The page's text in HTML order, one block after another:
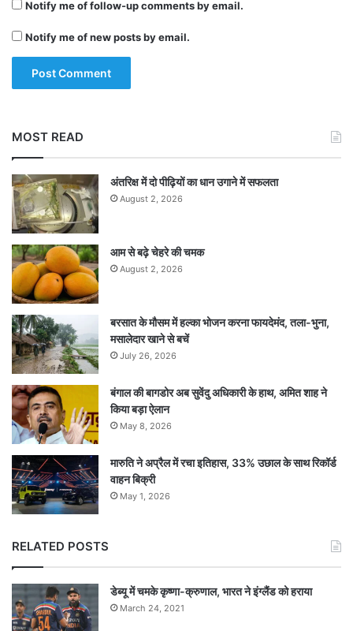
Notify me of follow-up comments by email.
Notify me of new posts by email.
MOST READ
अंतरिक्ष में दो पीढ़ियों का धान उगाने में सफलता
August 2, 2026
आम से बढ़े चेहरे की चमक
August 2, 2026
बरसात के मौसम में हल्का भोजन करना फायदेमंद, तला-भुना,
मसालेदार खाने से बचें
July 26, 2026
बंगाल की बागडोर अब सुवेंदु अधिकारी के हाथ, अमित शाह ने
किया बड़ा ऐलान
May 8, 2026
मारुति ने अप्रैल में रचा इतिहास, 33% उछाल के साथ रिकॉर्ड
वाहन बिक्री
May 1, 2026
RELATED POSTS
डेब्यू में चमके कृष्णा-क्रुणाल, भारत ने इंग्लैंड को हराया
March 24, 2021